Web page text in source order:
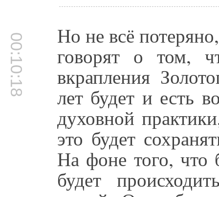
00:10:18 Но не всё
говорят о том,
вкрапления
лет будет и есть
духовной
это будет
На фоне того, что
будет